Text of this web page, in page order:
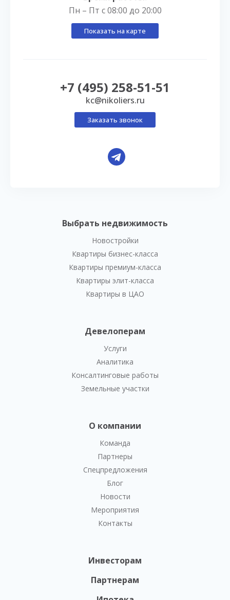
Выбрать недвижимость
Новостройки
Квартиры бизнес-класса
Квартиры премиум-класса
Квартиры элит-класса
Квартиры в ЦАО
Девелоперам
Услуги
Аналитика
Консалтинговые работы
Земельные участки
О компании
Команда
Партнеры
Спецпредложения
Блог
Новости
Мероприятия
Контакты
Инвесторам
Партнерам
Пн – Пт с 08:00 до 20:00
Показать на карте
+7 (495) 258-51-51
kc@nikoliers.ru
Заказать звонок